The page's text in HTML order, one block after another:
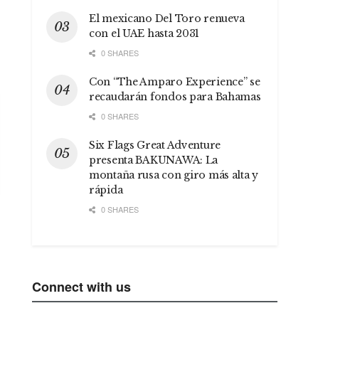
El mexicano Del Toro renueva
con el UAE hasta 2031
0 SHARES
Con “The Amparo Experience” se
recaudarán fondos para Bahamas
0 SHARES
Six Flags Great Adventure
presenta BAKUNAWA: La
montaña rusa con giro más alta y
rápida
0 SHARES
Connect with us